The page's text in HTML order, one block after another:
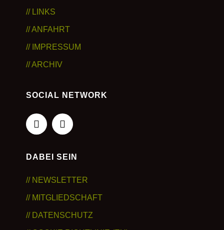
// LINKS
// ANFAHRT
// IMPRESSUM
// ARCHIV
SOCIAL NETWORK
Facebook
Instagram
DABEI SEIN
// NEWSLETTER
// MITGLIEDSCHAFT
// DATENSCHUTZ